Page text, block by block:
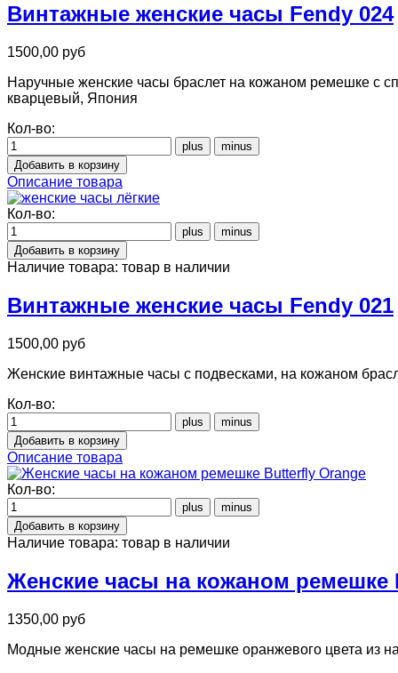
Винтажные женские часы Fendy 024
1500,00 руб
Наручные женские часы браслет на кожаном ремешке с
кварцевый, Япония
Кол-во:
Описание товара
Кол-во:
Наличие товара: товар в наличии
Винтажные женские часы Fendy 021
1500,00 руб
Женские винтажные часы с подвесками, на кожаном
Кол-во:
Описание товара
Кол-во:
Наличие товара: товар в наличии
Женские часы на кожаном ремешке
1350,00 руб
Модные женские часы на ремешке оранжевого цвета из